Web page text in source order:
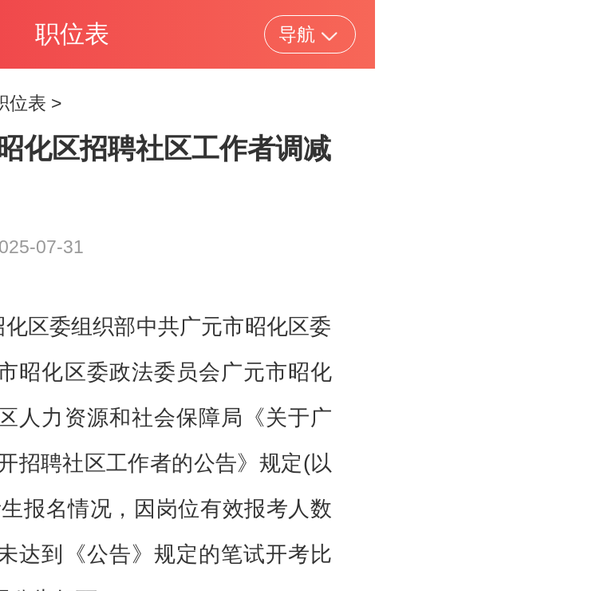
职位表 导航
位表 >
化区招聘社区工作者调减
07-31
区委组织部中共广元市昭化区委
昭化区委政法委员会广元市昭化
人力资源和社会保障局《关于广
招聘社区工作者的公告》规定(以
报名情况，因岗位有效报考人数
达到《公告》规定的笔试开考比